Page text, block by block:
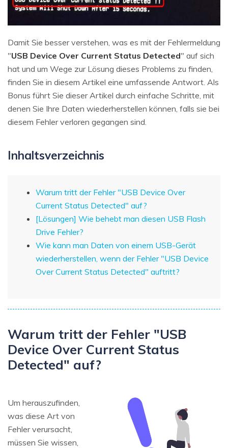
Damit Sie besser verstehen, was es mit der Fehlermeldung
"USB Device Over Current Status Detected" auf sich
hat und um Wege zur Lösung dieses Problems zu finden,
finden Sie in diesem Artikel eine umfassende Antwort. Als
Bonus führt Sie dieser Artikel durch einfache Schritte, mit
denen Sie Ihre Daten wiederherstellen können, falls sie bei
diesem Fehler verloren gegangen sind.
Inhaltsverzeichnis
Warum tritt der Fehler "USB Device Over
Current Status Detected" auf?
[Lösungen] Wie behebt man diesen USB Flash
Drive Fehler?
Wie kann man Daten von einem USB-Gerät
wiederherstellen, wenn der Fehler "USB Device
Over Current Status Detected" auftritt?
Warum tritt der Fehler "USB
Device Over Current Status
Detected" auf?
Um herauszufinden,
was diese Art von
Fehler verursacht,
müssen Sie wissen,